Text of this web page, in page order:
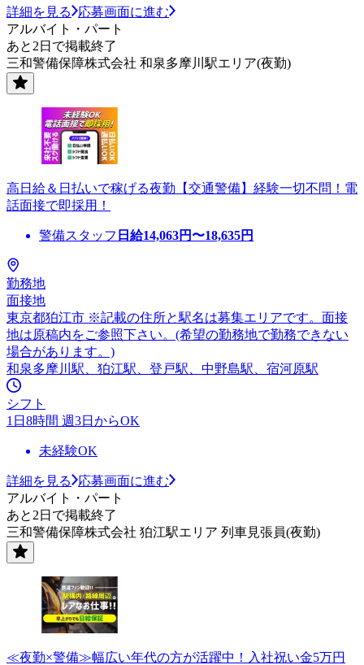
詳細を見る
応募画面に進む
アルバイト・パート
あと2日で掲載終了
三和警備保障株式会社 和泉多摩川駅エリア(夜勤)
高日給＆日払いで稼げる夜勤【交通警備】経験一切不問！電
話面接で即採用！
警備スタッフ 日給14,063円〜18,635円
勤務地
面接地
東京都狛江市 ※記載の住所と駅名は募集エリアです。面接
地は原稿内をご参照下さい。(希望の勤務地で勤務できない
場合があります。)
和泉多摩川駅、狛江駅、登戸駅、中野島駅、宿河原駅
シフト
1日8時間 週3日からOK
未経験OK
詳細を見る
応募画面に進む
アルバイト・パート
あと2日で掲載終了
三和警備保障株式会社 狛江駅エリア 列車見張員(夜勤)
≪夜勤×警備≫幅広い年代の方が活躍中！入社祝い金5万円